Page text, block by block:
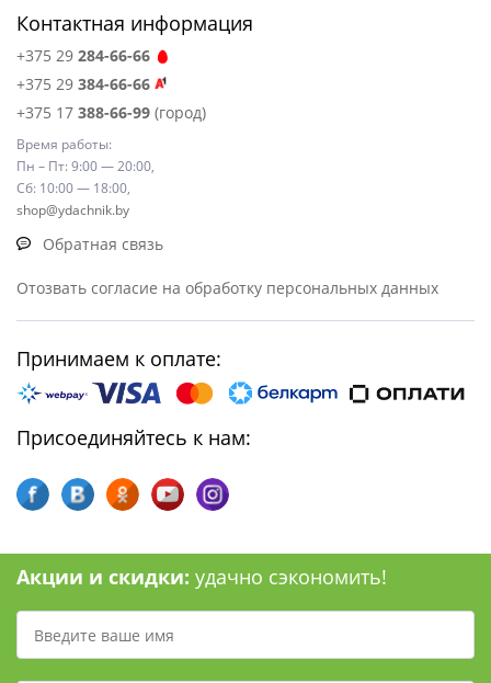
Контактная информация
+375 29 284-66-66
+375 29 384-66-66
+375 17 388-66-99 (город)
Время работы:
Пн – Пт: 9:00 — 20:00,
Сб: 10:00 — 18:00,
shop@ydachnik.by
Обратная связь
Отозвать согласие на обработку персональных данных
Принимаем к оплате:
Присоединяйтесь к нам:
Акции и скидки: удачно сэкономить!